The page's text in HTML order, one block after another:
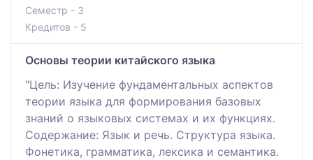
Семестр - 3
Кредитов - 5
Основы теории китайского языка
"Цель: Изучение фундаментальных аспектов
теории языка для формирования базовых
знаний о языковых системах и их функциях.
Содержание: Язык и речь. Структура языка.
Фонетика, грамматика, лексика и семантика.